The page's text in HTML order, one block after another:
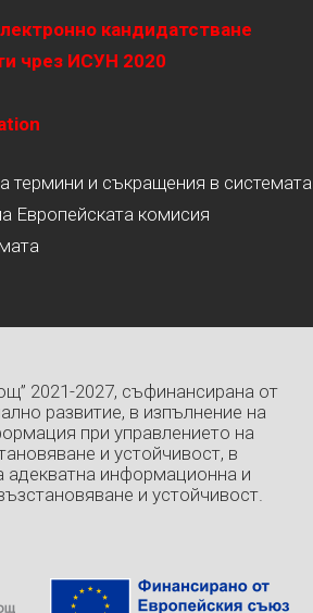
кандидатстване
чрез ИСУН 2020
термини и съкращения в системата
Европейската комисия
2021-2027, съфинансирана от
развитие, в изпълнение на
при управлението на
и устойчивост, в
адекватна информационна и
и устойчивост.